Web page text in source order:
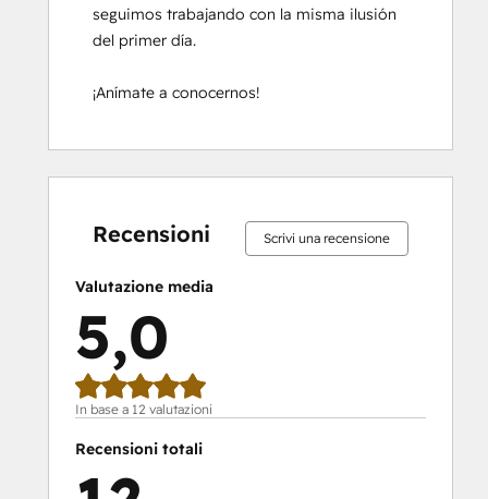
seguimos trabajando con la misma ilusión
del primer día.
¡Anímate a conocernos!
Recensioni Scrivi una recensione
Valutazione media
5,0
In base a 12 valutazioni
Recensioni totali
100%
0%
0%
0%
0%